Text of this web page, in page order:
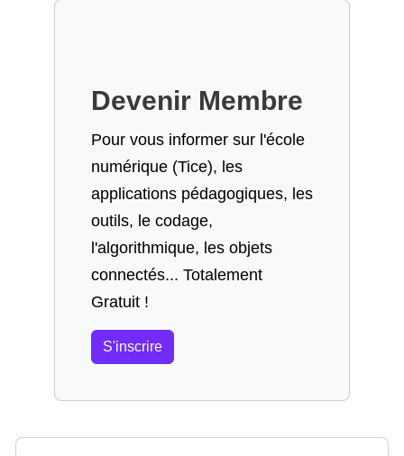
Devenir Membre
Pour vous informer sur l'école
numérique (Tice), les
applications pédagogiques, les
outils, le codage,
l'algorithmique, les objets
connectés... Totalement
Gratuit !
S'inscrire